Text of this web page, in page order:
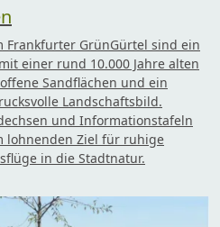
Frankfurter GrünGürtel sind ein
einer rund 10.000 Jahre alten
Sandflächen und ein
Landschaftsbild.
und Informationstafeln
lohnenden Ziel für ruhige
in die Stadtnatur.